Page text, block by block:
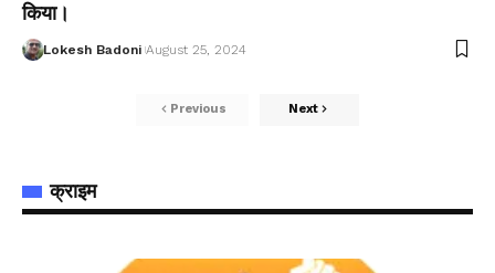
किया।
Lokesh Badoni August 25, 2024
Previous Next
क्राइम